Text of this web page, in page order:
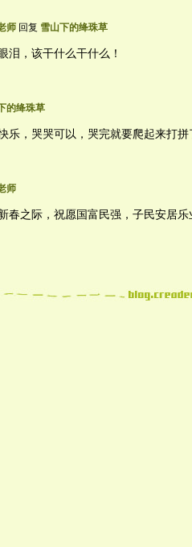
师回复 雪山下的绛珠草
泪，该干什么干什么！
的绛珠草
乐，哭哭可以，哭完就要爬起来打拼
师
春之际，祝愿国富民强，子民安居乐